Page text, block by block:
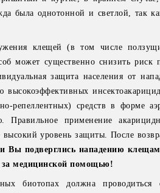
была однотонной и светлой, так
клещей (в том числе
может существенно снизить риск
защита населения от
высокоэффективных
репеллентных) средств в форме
Правильное применение
высокий уровень защиты. После
Вы подверглись нападению
за медицинской помощью!
биотопах должна проводиться